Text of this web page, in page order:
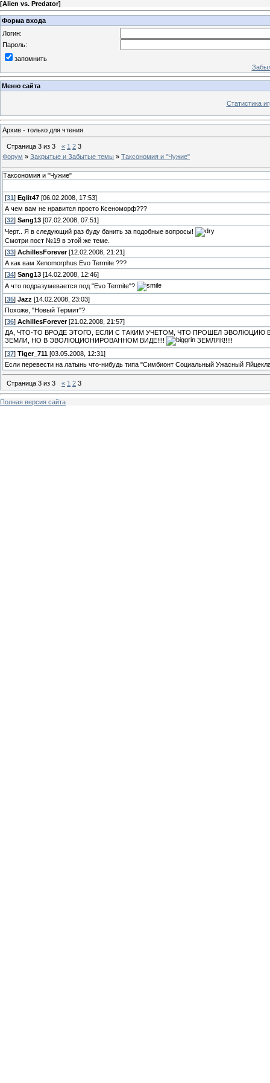
[Alien vs. Predator]
Форма входа
Логин:
Пароль:
запомнить
Меню сайта
Статистика
Архив - только для чтения
Страница 3 из 3 « 1 2 3
Форум » Закрытые и Забытые темы » Таксономия и "Чужие"
Таксономия и "Чужие"
[31 ] Eglit47 [06.02.2008, 17:53]
А чем вам не нравится просто Ксеноморф???
[32] Sang13 [07.02.2008, 07:51]
Черт.. Я в следующий раз буду банить за подобные вопросы!
Смотри пост №19 в этой же теме.
[33] AchillesForever[12.02.2008, 21:21]
А как вам Xenomorphus Evo Termite ???
[34] Sang13 [14.02.2008, 12:46]
А что подразумевается под "Evo Termite"?
[35] Jazz [14.02.2008, 23:03]
Похоже, "Новый Термит"?
[36] AchillesForever[21.02.2008, 21:57]
ДА, ЧТО-ТО ВРОДЕ ЭТОГО, ЕСЛИ С ТАКИМ УЧЕТОМ, ЧТО ПРОШЕЛ
ЗЕМЛИ, НО В ЭВОЛЮЦИОНИРОВАННОМ ВИДЕ!!!!
ЗЕМЛЯК!!!!!
[37] Tiger_711 [03.05.2008, 12:31]
Если перевести на латынь что-нибудь типа "Симбионт Социальный Ужасный
Страница 3 из 3 « 1 2 3
Полная версия сайта